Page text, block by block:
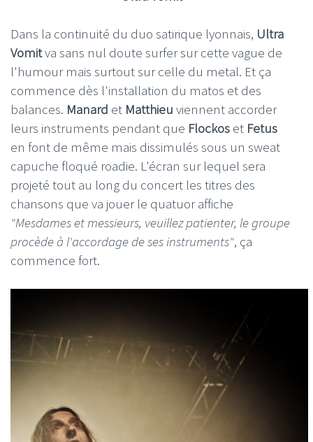
Dans la continuité du duo satirique lyonnais, Ultra
Vomitva sans nul doute surfer sur cette vague de
l'humour mais surtout sur celle du metal. Et ça
commence dès l'installation du matos et des
balances. Manard et Matthieu viennent accorder
leurs instruments pendant que Flockos et Fetus
en font de même mais dissimulés sous un sweat
capuche floqué roadie. L'écran sur lequel sera
projeté tout au long du concert les titres des
chansons que va jouer le quatuor affiche
"Mesdames et messieurs, veuillez patienter, le groupe
procède à l'accordage de ses instruments", ça
commence fort.